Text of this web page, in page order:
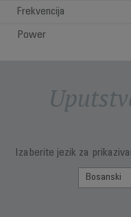
Frekvencija
Power
Izaberite jezik za